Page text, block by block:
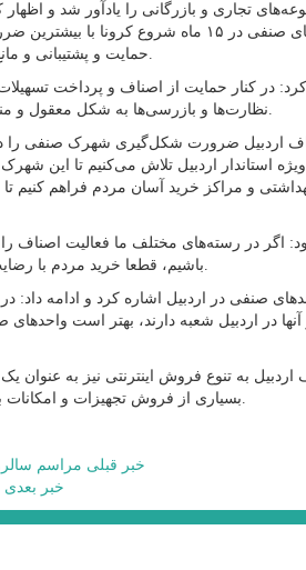
تجاری و بازرگانی را یادآور شد و اظهار
چرا که واحدهای صنفی در ۱۵ ماه شروع
حمایت و پشتیبانی و مانع‌زدایی بیش از گذشته باید مورد توجه قرار گیرند.
در کنار حمایت از اصناف و پرداخت
نظارت‌ها و بازرسی‌ها به شکل معقول و منطقی اتفاق بیفتد تا صاحبان صنوف متضرر نشوند.
اردبیل ضرورت شکل‌گیری شهرک صنفی را
ویژه استاندار اردبیل تلاش می‌کنیم تا این
و مراکز خرید آسان مردم فراهم کنیم
اگر در رسته‌های مختلف ما فعالیت اصناف
باشیم، قطعا خرید مردم با رضایت کامل و کیفیت و مطلوب به انجام خواهد رسید.
صنفی در اردبیل اشاره کرد و ادامه داد:
آنها در اردبیل شعبه دارند، بهتر است
اردبیل به تنوع فروش اینترنتی نیز به
بسیاری از فروش تجهیزات و امکانات به صورت اینترنتی و ارسال رایگان انجام می‌شود.
خبر قبلی مراسم
خبر بعدی